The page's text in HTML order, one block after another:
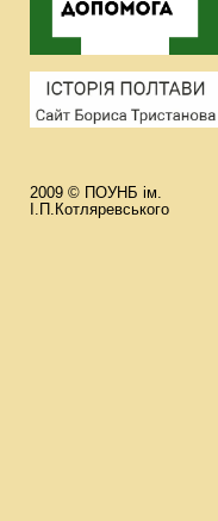
2009 © ПОУНБ ім.
І.П.Котляревського